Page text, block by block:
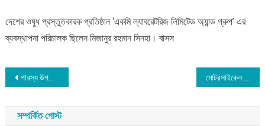
দেশের ওষুধ প্রস্তুতকারক প্রতিষ্ঠান ‘একমি ল্যাবরেটরিজ লিমিটেড অ্যান্ড গ্রুপ’ এর
ব্যবস্থাপনা পরিচালক ছিলেন মিজানুর রহমান সিনহা। বাসস
Post
navigation
পারস্য উপসাগরের সাবমেরিন ইন্টারনেট লাইন কি এখন ইরানের নতুন অস্ত্র? মোটরসাইকেল মালিকদের ওপর করারোপ হবে জনস্বার্থবিরোধী: বিরোধীদলীয় নেতা
সম্পর্কিত পোস্ট